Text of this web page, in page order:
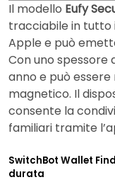
Il modello Eufy
tracciabile in tutto
Apple e può
Con uno spessore
anno e può
magnetico. Il
consente la
familiari tramite
SwitchBot Wallet
durata